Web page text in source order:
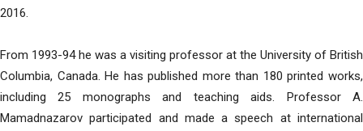
2016.
From 1993-94 he was a visiting professor at the University of British
Columbia, Canada. He has published more than 180 printed works,
including 25 monographs and teaching aids. Professor A.
Mamadnazarov participated and made a speech at international